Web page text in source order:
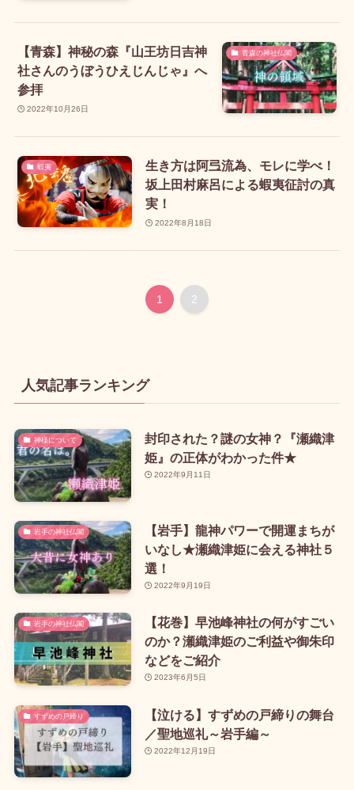
青森の神社仏閣
【青森】神秘の森『山王坊日吉神
社さんのうぼうひえじんじゃ』へ
参拝
2022年10月26日
蝦夷
生き方は阿弖流為、モレに学べ！
坂上田村麻呂による蝦夷征討の真
実！
2022年8月18日
1 2
人気記事ランキング
神様について
封印された？謎の女神？『瀬織津
姫』の正体がわかった件★
2022年9月11日
岩手の神社仏閣
【岩手】龍神パワーで開運まちが
いなし★瀬織津姫に会える神社５
選！
2022年9月19日
岩手の神社仏閣
【花巻】早池峰神社の何がすごい
のか？瀬織津姫のご利益や御朱印
などをご紹介
2023年6月5日
すずめの戸締り
【泣ける】すずめの戸締りの舞台
／聖地巡礼～岩手編～
2022年12月19日